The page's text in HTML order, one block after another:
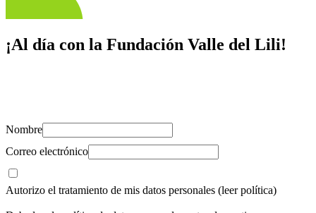
¡Al día con la Fundación Valle del Lili!
Nombre
Correo electrónico
Autorizo el tratamiento de mis datos personales (leer política)